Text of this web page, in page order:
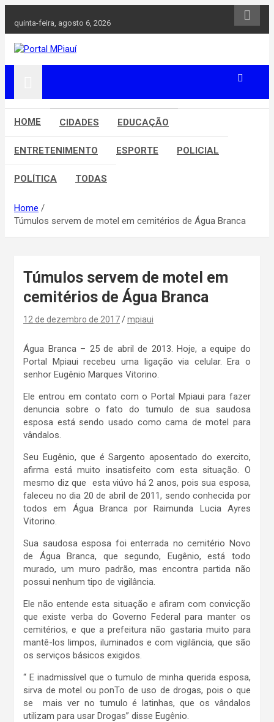
content
quinta-feira, agosto 6, 2026
Portal MPiauí
HOME CIDADES EDUCAÇÃO
ENTRETENIMENTO ESPORTE POLICIAL
POLÍTICA TODAS
Home
Túmulos servem de motel em cemitérios de Água Branca
Túmulos servem de motel em
cemitérios de Água Branca
12 de dezembro de 2017 mpiaui
Água Branca – 25 de abril de 2013. Hoje, a equipe do
Portal Mpiaui recebeu uma ligação via celular. Era o
senhor Eugênio Marques Vitorino.
Ele entrou em contato com o Portal Mpiaui para fazer
denuncia sobre o fato do tumulo de sua saudosa
esposa está sendo usado como cama de motel para
vândalos.
Seu Eugênio, que é Sargento aposentado do exercito,
afirma está muito insatisfeito com esta situação. O
mesmo diz que esta viúvo há 2 anos, pois sua esposa,
faleceu no dia 20 de abril de 2011, sendo conhecida por
todos em Água Branca por Raimunda Lucia Ayres
Vitorino.
Sua saudosa esposa foi enterrada no cemitério Novo
de Água Branca, que segundo, Eugênio, está todo
murado, um muro padrão, mas encontra partida não
possui nenhum tipo de vigilância.
Ele não entende esta situação e afiram com convicção
que existe verba do Governo Federal para manter os
cemitérios, e que a prefeitura não gastaria muito para
mantê-los limpos, iluminados e com vigilância, que são
os serviços básicos exigidos.
“ E inadmissível que o tumulo de minha querida esposa,
sirva de motel ou ponTo de uso de drogas, pois o que
se mais ver no tumulo é latinhas, que os vândalos
utilizam para usar Drogas” disse Eugênio.